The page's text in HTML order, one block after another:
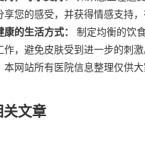
享您的感受，并获得情感支持
康的生活方式：
制定均衡的饮
作，避免皮肤受到进一步的刺
本网站所有医院信息整理仅供
关文章